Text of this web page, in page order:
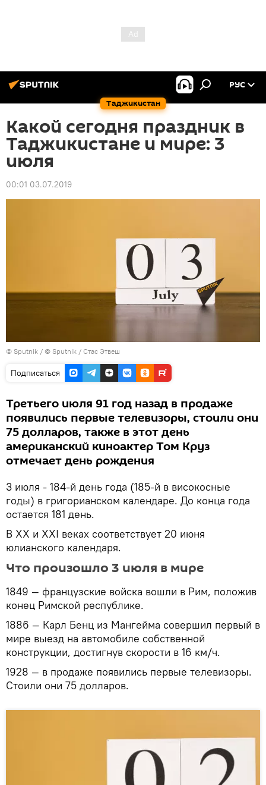
Таджикистан
РУС
Какой сегодня праздник в
Таджикистане и мире: 3
июля
00:01 03.07.2019
© Sputnik / © Sputnik / Стас Этвеш
Подписаться
Третьего июля 91 год назад в продаже
появились первые телевизоры, стоили они
75 долларов, также в этот день
американский киноактер Том Круз
отмечает день рождения
3 июля - 184-й день года (185-й в високосные
годы) в григорианском календаре. До конца года
остается 181 день.
В XX и XXI веках соответствует 20 июня
юлианского календаря.
Что произошло 3 июля в мире
1849 — французские войска вошли в Рим, положив
конец Римской республике.
1886 — Карл Бенц из Мангейма совершил первый в
мире выезд на автомобиле собственной
конструкции, достигнув скорости в 16 км/ч.
1928 — в продаже появились первые телевизоры.
Стоили они 75 долларов.